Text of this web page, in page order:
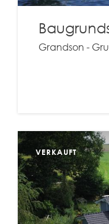
Grandson -
VERKAUFT